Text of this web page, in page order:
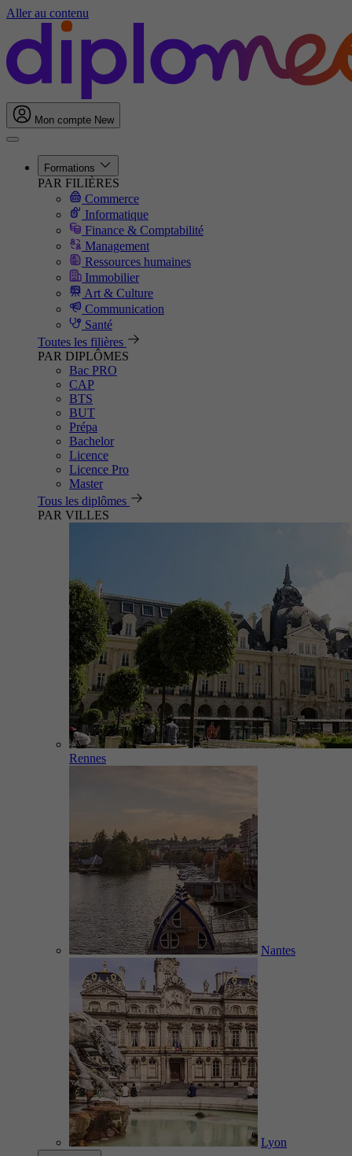
Aller au contenu
Mon compte New
Formations
PAR FILIÈRES
Commerce
Informatique
Finance & Comptabilité
Management
Ressources humaines
Immobilier
Art & Culture
Communication
Santé
Toutes les filières
PAR DIPLÔMES
Bac PRO
CAP
BTS
BUT
Prépa
Bachelor
Licence
Licence Pro
Master
Tous les diplômes
PAR VILLES
Rennes
Nantes
Lyon